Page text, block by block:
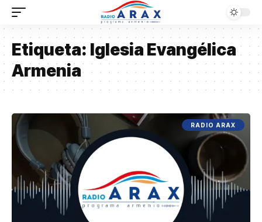
Etiqueta: Iglesia Evangélica
Armenia
RADIO ARAX